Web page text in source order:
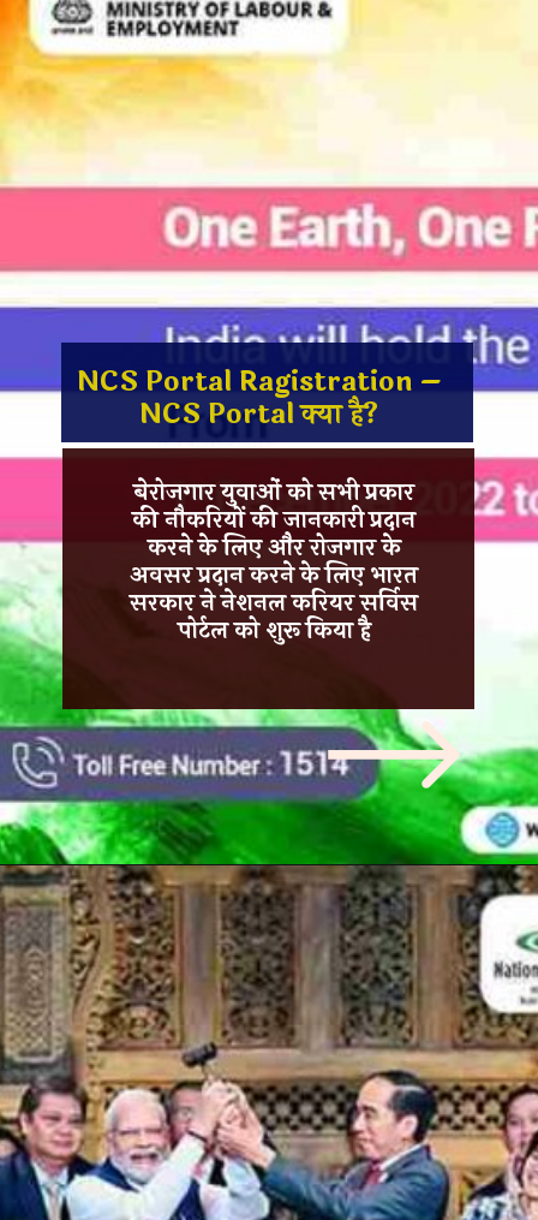
NCS Portal Ragistration –
NCS Portal क्या है?
बेरोजगार युवाओं को सभी प्रकार
की नौकरियों की जानकारी प्रदान
करने के लिए और रोजगार के
अवसर प्रदान करने के लिए भारत
सरकार नेनेशनल करियर सर्विस
पोर्टल को शुरूकिया है